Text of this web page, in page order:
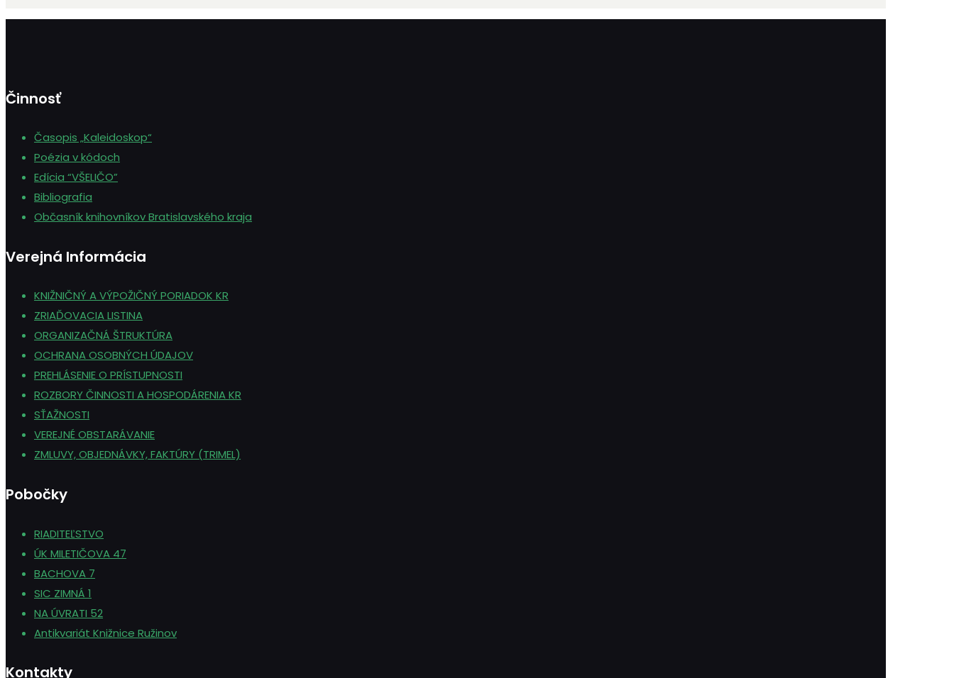
Činnosť
Časopis „Kaleidoskop“
Poézia v kódoch
Edícia “VŠELIČO”
Bibliografia
Občasník knihovníkov Bratislavského kraja
Verejná Informácia
KNIŽNIČNÝ A VÝPOŽIČNÝ PORIADOK KR
ZRIAĎOVACIA LISTINA
ORGANIZAČNÁ ŠTRUKTÚRA
OCHRANA OSOBNÝCH ÚDAJOV
PREHLÁSENIE O PRÍSTUPNOSTI
ROZBORY ČINNOSTI A HOSPODÁRENIA KR
SŤAŽNOSTI
VEREJNÉ OBSTARÁVANIE
ZMLUVY, OBJEDNÁVKY, FAKTÚRY (TRIMEL)
Pobočky
RIADITEĽSTVO
ÚK MILETIČOVA 47
BACHOVA 7
SIC ZIMNÁ 1
NA ÚVRATI 52
Antikvariát Knižnice Ružinov
Kontakty